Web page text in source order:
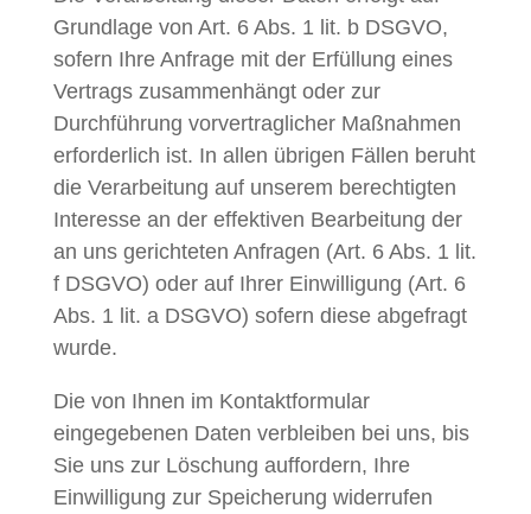
Grundlage von Art. 6 Abs. 1 lit. b DSGVO,
sofern Ihre Anfrage mit der Erfüllung eines
Vertrags zusammenhängt oder zur
Durchführung vorvertraglicher Maßnahmen
erforderlich ist. In allen übrigen Fällen beruht
die Verarbeitung auf unserem berechtigten
Interesse an der effektiven Bearbeitung der
an uns gerichteten Anfragen (Art. 6 Abs. 1 lit.
f DSGVO) oder auf Ihrer Einwilligung (Art. 6
Abs. 1 lit. a DSGVO) sofern diese abgefragt
wurde.
Die von Ihnen im Kontaktformular
eingegebenen Daten verbleiben bei uns, bis
Sie uns zur Löschung auffordern, Ihre
Einwilligung zur Speicherung widerrufen